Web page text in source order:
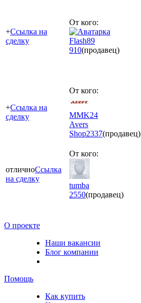
+Ссылка на
сделку
От кого:
Flash89
910(продавец)
+Ссылка на
сделку
От кого:
MMK24
Avers
Shop2337(продавец)
отличноСсылка
на сделку
От кого:
tumba
2550(продавец)
О проекте
Наши вакансии
Блог компании
Помощь
Как купить